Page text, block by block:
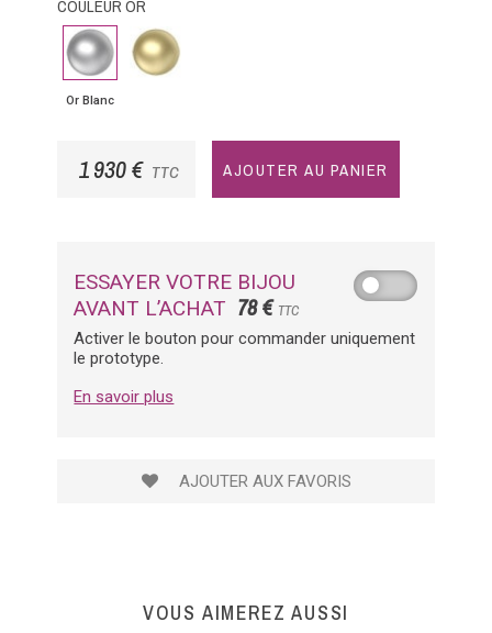
COULEUR OR
Or
Blanc
Or Blanc
Or
Jaune
1 930 € TTC AJOUTER AU PANIER
ESSAYER VOTRE BIJOU
AVANT L’ACHAT 78 € TTC
Activer le bouton pour commander uniquement
le prototype.
En savoir plus
AJOUTER AUX FAVORIS
VOUS AIMEREZ AUSSI